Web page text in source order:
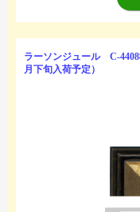
ラーソンジュール C-
月下旬入荷予定）